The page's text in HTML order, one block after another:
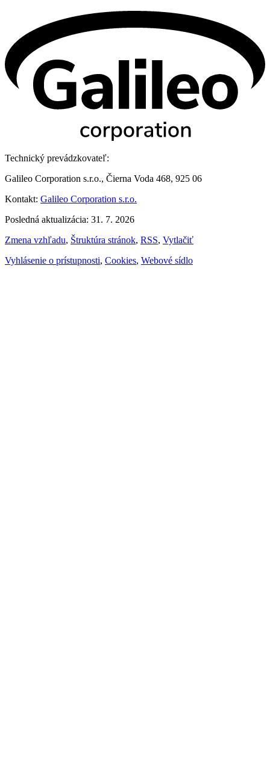
Technický prevádzkovateľ:
Galileo Corporation s.r.o., Čierna Voda 468, 925 06
Kontakt: Galileo Corporation s.r.o.
Posledná aktualizácia: 31. 7. 2026
Zmena vzhľadu, Štruktúra stránok, RSS, Vytlačiť
Vyhlásenie o prístupnosti, Cookies, Webové sídlo